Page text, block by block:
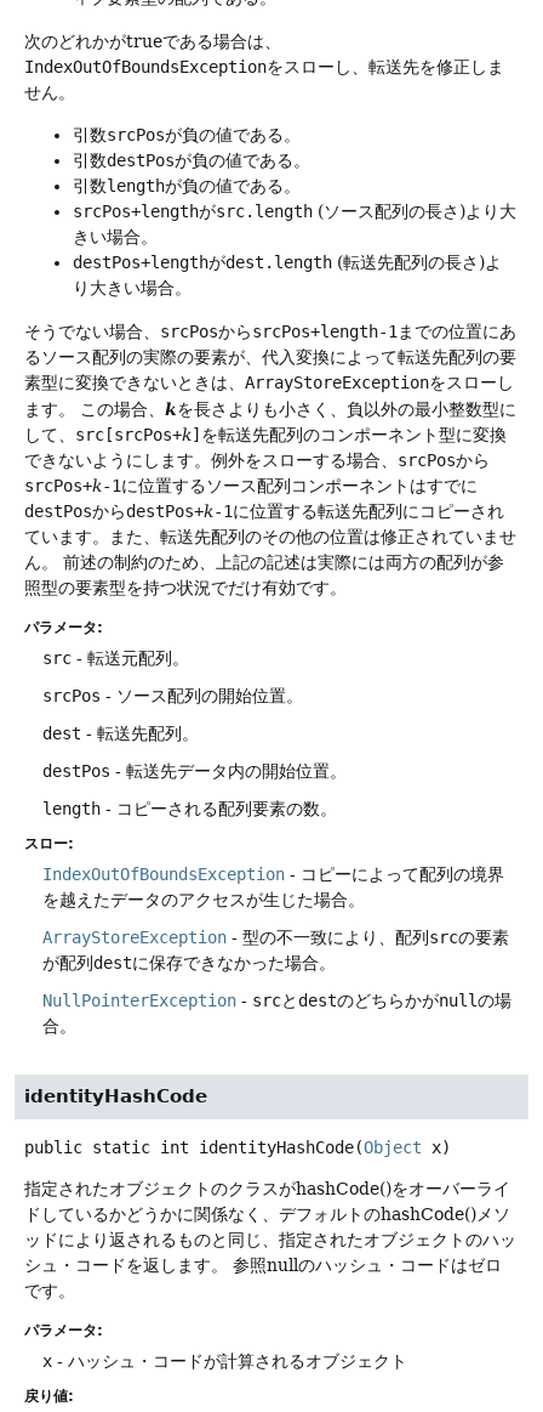
次のどれかがtrueである場合は、
IndexOutOfBoundsExceptionをスローし、転送先を修正しま
せん。
引数srcPosが負の値である。
引数destPosが負の値である。
引数lengthが負の値である。
srcPos+lengthがsrc.length (ソース配列の長さ)より大
きい場合。
destPos+lengthがdest.length (転送先配列の長さ)よ
り大きい場合。
そうでない場合、 srcPosからsrcPos+length-1 までの位置にあ
るソース配列の実際の要素が、代入変換によって転送先配列の要
素型に変換できないときは、 ArrayStoreExceptionをスローし
ます。
この場合、 kを長さよりも小さく、負以外の最小整数型に
して、 src[srcPos+k] を転送先配列のコンポーネント型に変換
できないようにします。例外をスローする場合、 srcPosから
srcPos+k-1に位置するソース配列コンポーネントはすでに
destPosからdestPos+k-1に位置する転送先配列にコピーされ
ています。また、転送先配列のその他の位置は修正されていませ
ん。
前述の制約のため、上記の記述は実際には両方の配列が参
照型の要素型を持つ状況でだけ有効です。
パラメータ:
src - 転送元配列。
srcPos - ソース配列の開始位置。
dest - 転送先配列。
destPos - 転送先データ内の開始位置。
length - コピーされる配列要素の数。
スロー:
IndexOutOfBoundsException - コピーによって配列の境界
を越えたデータのアクセスが生じた場合。
ArrayStoreException - 型の不一致により、配列 srcの要素
が配列 destに保存できなかった場合。
NullPointerException - srcと destのどちらかがnullの場
合。
identityHashCode
public static int identityHashCode(Object x)
指定されたオブジェクトのクラスがhashCode()をオーバーライ
ドしているかどうかに関係なく、デフォルトのhashCode()メソ
ッドにより返されるものと同じ、指定されたオブジェクトのハッ
シュ・コードを返します。
参照nullのハッシュ・コードはゼロ
です。
パラメータ:
x - ハッシュ・コードが計算されるオブジェクト
戻り値: